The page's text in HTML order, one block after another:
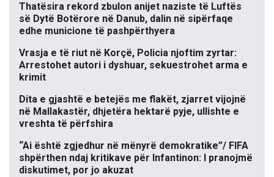
Thatësira rekord zbulon anijet naziste të Luftës
së Dytë Botërore në Danub, dalin në sipërfaqe
edhe municione të pashpërthyera
Vrasja e të riut në Korçë, Policia njoftim zyrtar:
Arrestohet autori i dyshuar, sekuestrohet arma e
krimit
Dita e gjashtë e betejës me flakët, zjarret vijojnë
në Mallakastër, dhjetëra hektarë pyje, ullishte e
vreshta të përfshira
“Ai është zgjedhur në mënyrë demokratike”/ FIFA
shpërthen ndaj kritikave për Infantinon: I pranojmë
diskutimet, por jo akuzat